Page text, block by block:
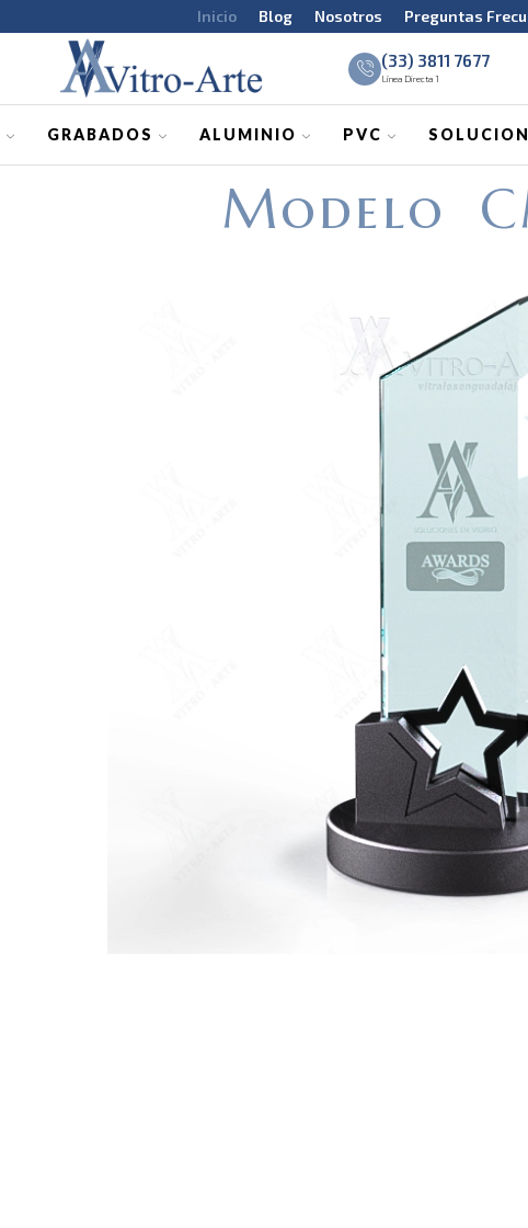
Inicio Blog Nosotros Preguntas
(33) 3811 7677
Línea Directa 1
GRABADOS ALUMINIO PVC
Modelo